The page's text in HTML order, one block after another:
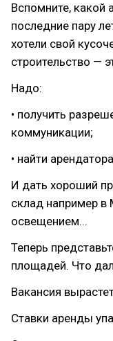
Вспомните,
последние пару
хотели свой
строительство —
Надо:
• получить
коммуникации;
• найти арендатора
И дать хороший
склад например
освещением...
Теперь
площадей. Что
Вакансия
Ставки аренды